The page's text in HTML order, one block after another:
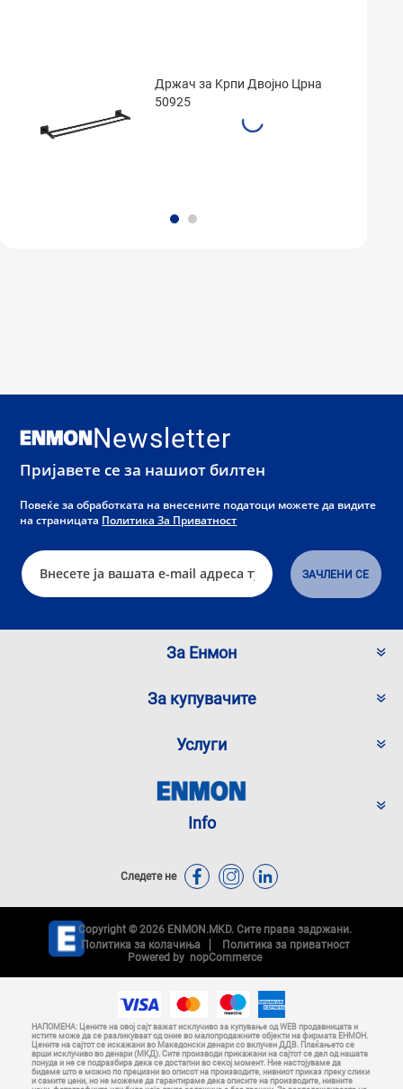
Држач за Kрпи Двојно Црна
50925
Newsletter
Пријавете се за нашиот билтен
Повеќе за обработката на внесените податоци можете да видите
на страницата Политика За Приватност
За Енмон
За купувачите
Услуги
Info
Следете не
Copyright © 2026 ENMON.MKD. Сите права задржани.
Политика за колачиња
Политика за приватност
Powered by nopCommerce
НАПОМЕНА: Цените на овој сајт важат исклучиво за купување од WEB продавницата и
истите може да се разликуваат од оние во малопродажните објекти на фирмата ЕНМОН.
Цените на сајтот се искажани во Македонски денари со вклучен ДДВ. Плаќањето се
врши исклучиво во денари (МКД). Сите производи прикажани на сајтот се дел од нашата
понуда и не се подразбира дека се достапни во секој момент. Ние настојуваме да
бидеме што е можно по прецизни во описот на производите, нивниот приказ преку слики
и самите цени, но не можеме да гарантираме дека описите на производите, нивните